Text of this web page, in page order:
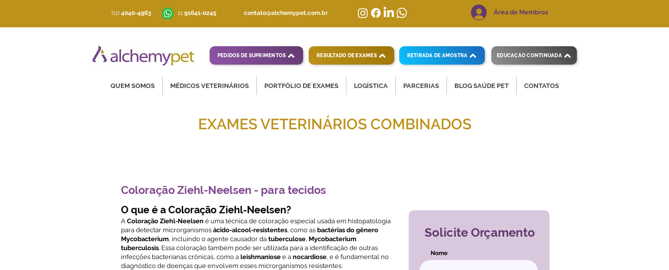
(11) 4040-4963 ‪11 91641‑0245 contato@alchemypet.com.br Área de Membros
PEDIDOS DE SUPRIMENTOS RESULTADO DE EXAMES RETIRADA DE AMOSTRA EDUCAÇÃO CONTINUADA
QUEM SOMOS MÉDICOS VETERINÁRIOS PORTFÓLIO DE EXAMES LOGÍSTICA PARCERIAS BLOG SAÚDE PET CONTATOS
EXAMES VETERINÁRIOS COMBINADOS
Coloração Ziehl-Neelsen - para tecidos
O que é a Coloração Ziehl-Neelsen?
A Coloração Ziehl-Neelsen é uma técnica de coloração especial usada em histopatologia
para detectar microrganismos ácido-alcool-resistentes, como as bactérias do gênero
Mycobacterium, incluindo o agente causador da tuberculose, Mycobacterium
tuberculosis. Essa coloração também pode ser utilizada para a identificação de outras
infecções bacterianas crônicas, como a leishmaniose e a nocardiose, e é fundamental no
diagnóstico de doenças que envolvem esses microrganismos resistentes.
Solicite Orçamento
Nome